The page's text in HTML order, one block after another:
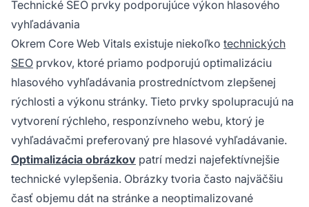
Technické SEO prvky podporujúce výkon hlasového
vyhľadávania
Okrem Core Web Vitals existuje niekoľko technických
SEO prvkov, ktoré priamo podporujú optimalizáciu
hlasového vyhľadávania prostredníctvom zlepšenej
rýchlosti a výkonu stránky. Tieto prvky spolupracujú na
vytvorení rýchleho, responzívneho webu, ktorý je
vyhľadávačmi preferovaný pre hlasové vyhľadávanie.
Optimalizácia obrázkov patrí medzi najefektívnejšie
technické vylepšenia. Obrázky tvoria často najväčšiu
časť objemu dát na stránke a neoptimalizované